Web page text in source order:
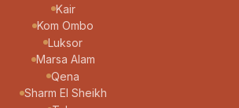
Kair
Kom Ombo
Luksor
Marsa Alam
Qena
Sharm El Sheikh